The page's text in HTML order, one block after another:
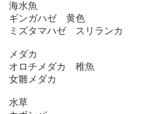
海水魚
ギンガハゼ 黄色
ミズタマハゼ スリランカ
メダカ
オロチメダカ 稚魚
女雛メダカ
水草